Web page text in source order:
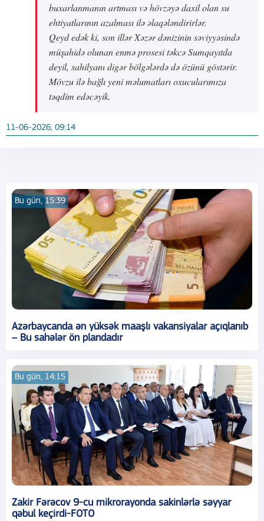
buxarlanmanın artması və hövzəyə daxil olan su
ehtiyatlarının azalması ilə əlaqələndirirlər.
Qeyd edək ki, son illər Xəzər dənizinin səviyyəsində
müşahidə olunan enmə prosesi təkcə Sumqayıtda
deyil, sahilyanı digər bölgələrdə də özünü göstərir.
Mövzu ilə bağlı yeni məlumatları oxucularımıza
təqdim edəcəyik.
11-06-2026, 09:14
Bu gün, 15:39
Azərbaycanda ən yüksək maaşlı vakansiyalar açıqlanıb
– Bu sahələr ön plandadır
Bu gün, 14:15
Zakir Fərəcov 9-cu mikrorayonda sakinlərlə səyyar
qəbul keçirdi-FOTO